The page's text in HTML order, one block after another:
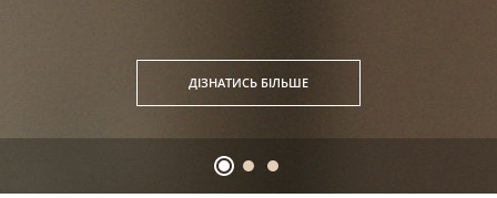
ДIЗНАТИСЬ БIЛЬШЕ